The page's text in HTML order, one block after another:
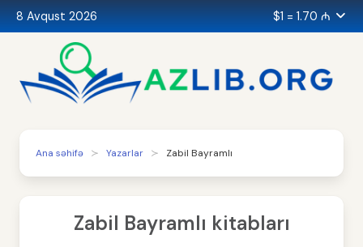
8 Avqust 2026 $1 = 1.70 ₼
Ana səhifə Yazarlar Zabil Bayramlı
Zabil Bayramlı kitabları